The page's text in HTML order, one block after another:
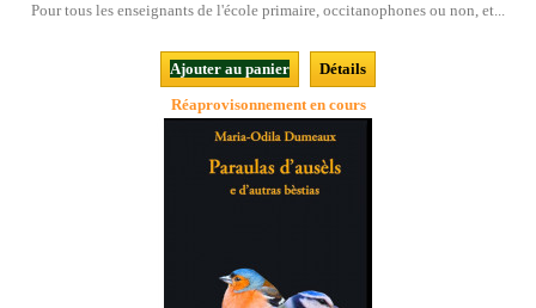
Pour tous les enseignants de l'école primaire, occitanophones ou non, et...
Ajouter au panier
Détails
Réaprovisonnement en cours